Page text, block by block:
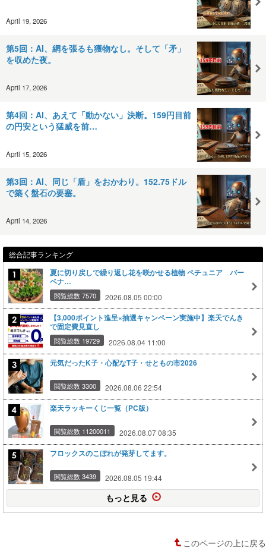
April 19, 2026
第5回：AI、網を張るも獲物なし。そして「矛」
を収めた夜。
April 17, 2026
第4回：AI、あえて「動かない」決断。159円目前
の円安という猛威を前…
April 15, 2026
第3回：AI、同じ「盾」をおかわり。152.75ドル
で築く盤石の要塞。
April 14, 2026
総合記事ランキング
夏に切り戻しで繰り返し花を咲かせる植物 ペチュニア バー
ベナ…
閲覧総数 7570 2026.08.05 00:00
【3,000ポイント進呈×抽選キャンペーン実施中】楽天でんき
で固定費見直し
閲覧総数 19729 2026.08.04 11:00
元気だったK子・心配なT子・せともの市2026
閲覧総数 3300 2026.08.06 22:54
楽天ラッキーくじ一覧（PC版）
閲覧総数 11200011 2026.08.07 08:35
フロックスのこぼれが発芽してます。
閲覧総数 3439 2026.08.05 19:44
もっと見る
このページの上に戻る